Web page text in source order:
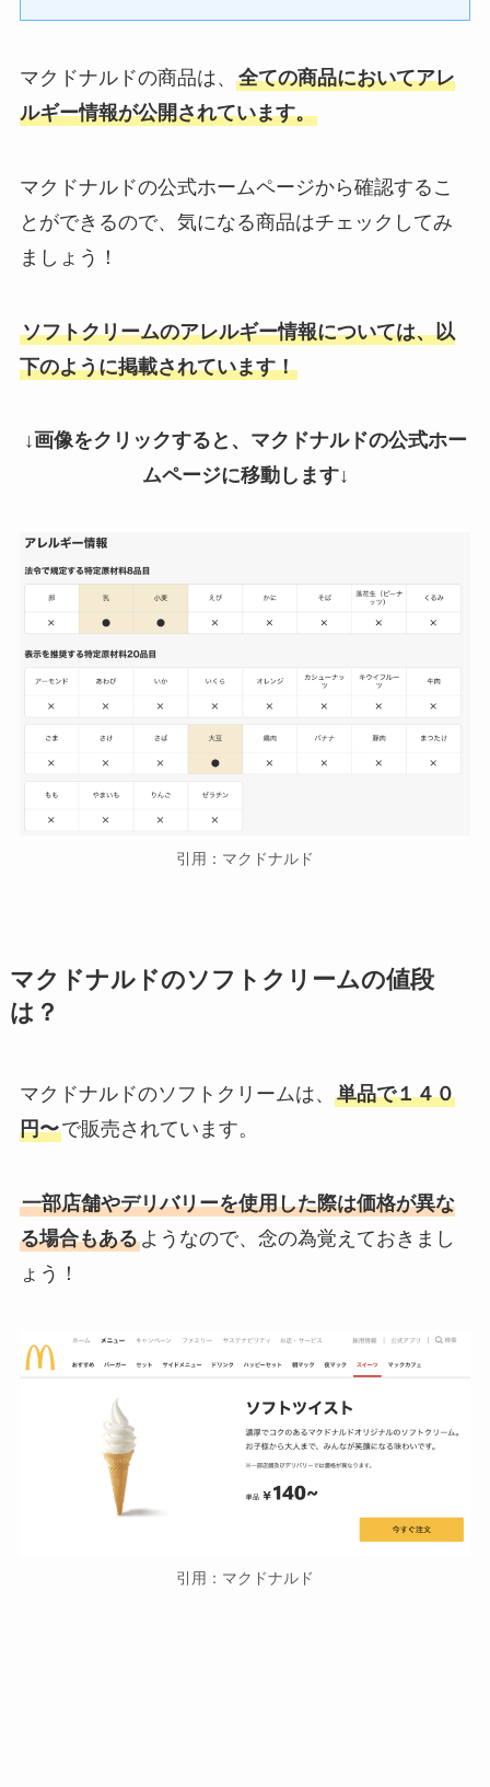
マクドナルドの商品は、 全ての商品においてアレ
ルギー情報が公開されています。
マクドナルドの公式ホームページから確認するこ
とができるので、気になる商品はチェックしてみ
ましょう！
ソフトクリームのアレルギー情報については、以
下のように掲載されています！
↓画像をクリックすると、マクドナルドの公式ホー
ムページに移動します↓
引用：マクドナルド
マクドナルドのソフトクリームの値段
は？
マクドナルドのソフトクリームは、 単品で１４０
円〜で販売されています。
一部店舗やデリバリーを使用した際は価格が異な
る場合もあるようなので、念の為覚えておきまし
ょう！
引用：マクドナルド